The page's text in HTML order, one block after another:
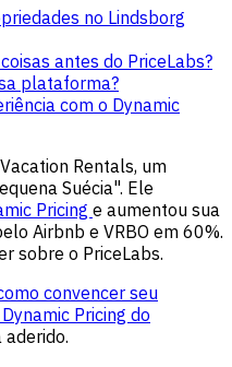
no Lindsborg
antes do PriceLabs?
plataforma?
com o Dynamic
Rentals, um
Suécia". Ele
Pricing e aumentou sua
Airbnb e VRBO em 60%.
sobre o PriceLabs.
convencer seu
Pricing do
aderido.